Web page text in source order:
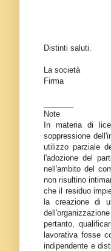
Distinti saluti.
La società
Firma
Note
In materia di
soppressione
utilizzo parziale
l'adozione del
nell'ambito del
non risultino
che il residuo
la creazione di
pertanto,
lavorativa fosse
indipendente e